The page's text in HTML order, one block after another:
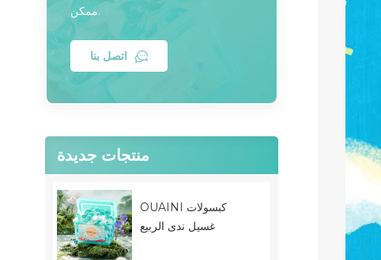
ممكن.
اتصل بنا
منتجات جديدة
OUAINI كبسولات
غسيل ندى الربيع